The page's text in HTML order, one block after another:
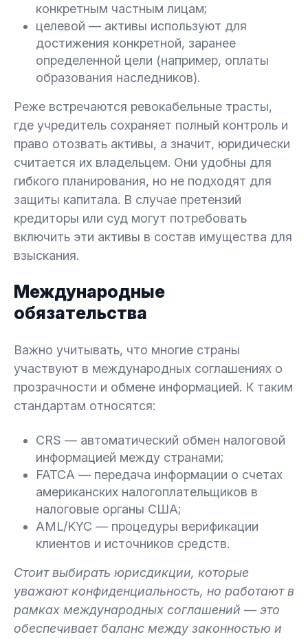
конкретным частным лицам;
целевой — активы используют для
достижения конкретной, заранее
определенной цели (например, оплаты
образования наследников).
Реже встречаются ревокабельные трасты,
где учредитель сохраняет полный контроль и
право отозвать активы, а значит, юридически
считается их владельцем. Они удобны для
гибкого планирования, но не подходят для
защиты капитала. В случае претензий
кредиторы или суд могут потребовать
включить эти активы в состав имущества для
взыскания.
Международные
обязательства
Важно учитывать, что многие страны
участвуют в международных соглашениях о
прозрачности и обмене информацией. К таким
стандартам относятся:
CRS — автоматический обмен налоговой
информацией между странами;
FATCA — передача информации о счетах
американских налогоплательщиков в
налоговые органы США;
AML/KYC — процедуры верификации
клиентов и источников средств.
Стоит выбирать юрисдикции, которые
уважают конфиденциальность, но работают в
рамках международных соглашений — это
обеспечивает баланс между законностью и